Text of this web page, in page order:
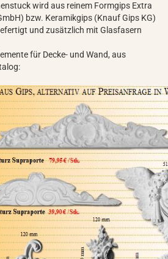
wird aus reinem Formgips Extra
bzw. Keramikgips (Knauf Gips KG)
und zusätzlich mit Glasfasern
für Decke- und Wand, aus